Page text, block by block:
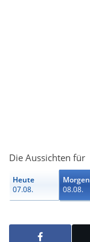
Die Aussichten für
Heute
07.08.
Morgen
08.08.